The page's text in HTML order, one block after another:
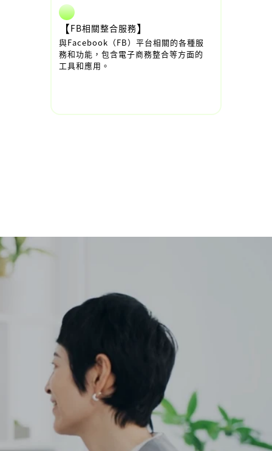
【FB相關整合服務】
與Facebook（FB）平台相關的各種服
務和功能，包含電子商務整合等方面的
工具和應用。